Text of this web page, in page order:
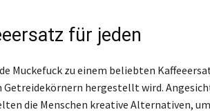
für jeden
Muckefuck zu einem beliebten
hergestellt wird.
die Menschen kreative Alternativen,